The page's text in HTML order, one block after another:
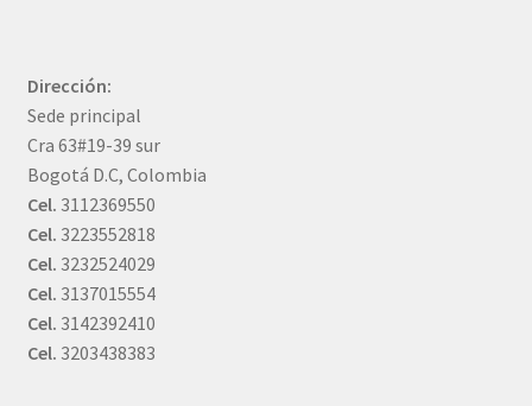
Dirección:
Sede principal
Cra 63#19-39 sur
Bogotá D.C, Colombia
Cel. 3112369550
Cel. 3223552818
Cel. 3232524029
Cel. 3137015554
Cel. 3142392410
Cel. 3203438383